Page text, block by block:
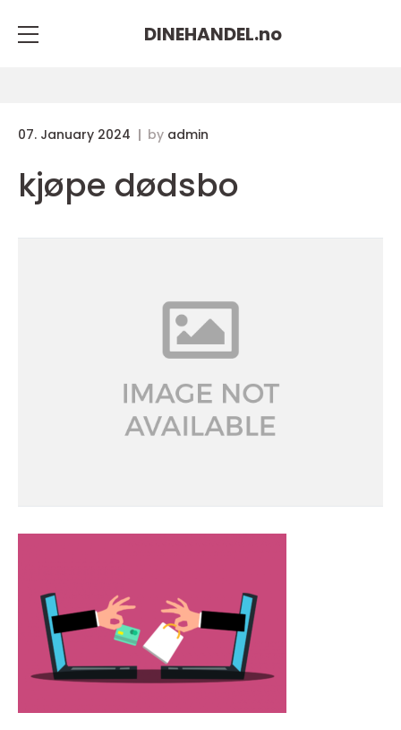
DINEHANDEL.no
07. January 2024 by admin
kjøpe dødsbo